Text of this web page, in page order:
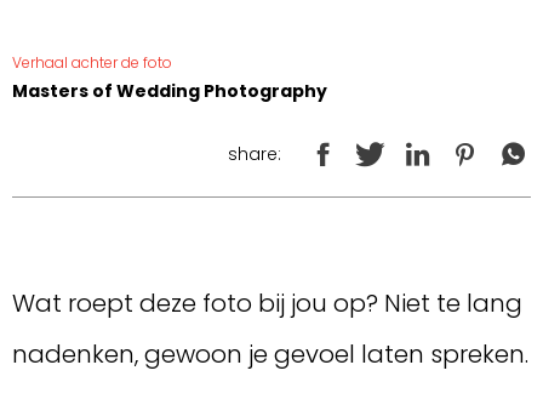
Verhaal achter de foto
Masters of Wedding Photography
share:
Wat roept deze foto bij jou op? Niet te lang
nadenken, gewoon je gevoel laten spreken.